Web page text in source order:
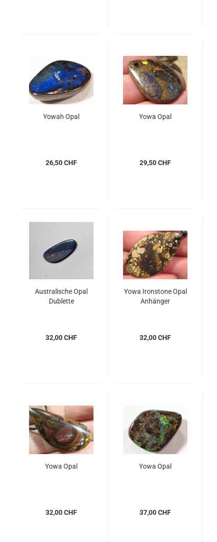
Yowah Opal
26,50 CHF
Yowa Opal
29,50 CHF
Australische Opal
Dublette
32,00 CHF
Yowa Ironstone Opal
Anhänger
32,00 CHF
Yowa Opal
32,00 CHF
Yowa Opal
37,00 CHF